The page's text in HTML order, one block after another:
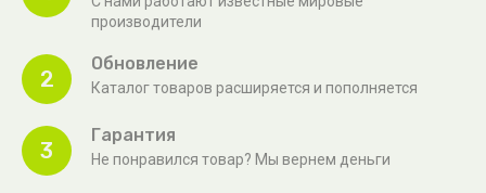
производители
2
Обновление
Каталог товаров расширяется и пополняется
3
Гарантия
Не понравился товар? Мы вернем деньги